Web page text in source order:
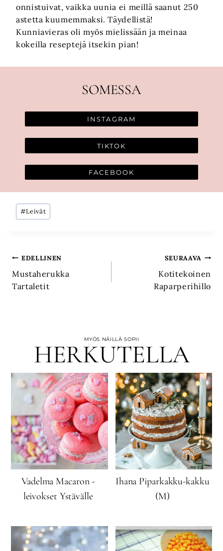
onnistuivat, vaikka uunia ei meillä saanut 250
astetta kuumemmaksi. Täydellistä!
Kunniavieras oli myös mielissään ja meinaa
kokeilla reseptejä itsekin pian!
SOMESSA
INSTAGRAM
TIKTOK
FACEBOOK
Avainsanat:
#Leivät
Artikkelien
selaus
EDELLINEN
Mustaherukka
Tartaletit
SEURAAVA
Kotitekoinen
Raparperihillo
MYÖS NÄILLÄ SOPII
HERKUTELLA
Vadelma Macaron -
leivokset Ystävälle
Ihana Piparkakku-kakku
(M)